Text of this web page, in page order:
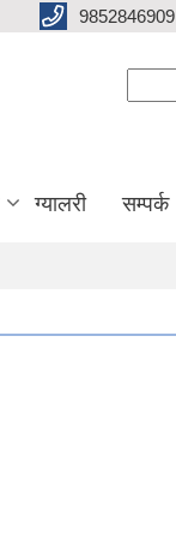
9852846909
ग्यालरी सम्पर्क